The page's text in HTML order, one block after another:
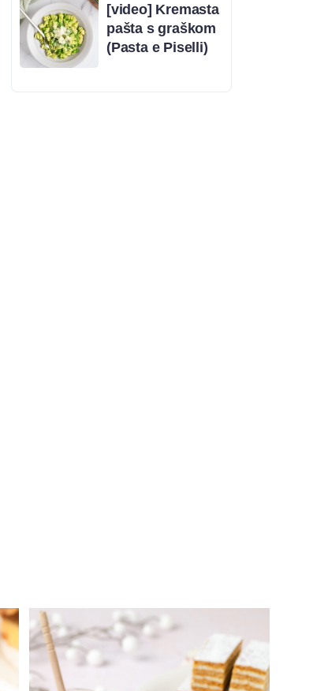
[video] Kremasta
pašta s graškom
(Pasta e Piselli)